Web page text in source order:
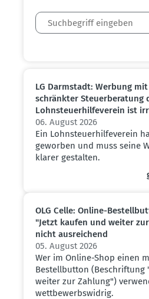
LG Darmstadt: Werbung
schränkter Steuer­be­ratung
Lohnsteu­er­hil­fe­verein ist
06. August 2026
Ein Lohnsteuerhilfeverein
geworben und muss seine
klarer gestalten.
OLG Celle: Online-
"Jetzt kaufen und weiter
nicht ausrei­chend
05. August 2026
Wer im Online-Shop einen
Bestellbutton (Beschriftung
weiter zur Zahlung")
wettbewerbswidrig.